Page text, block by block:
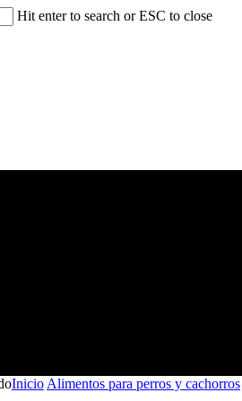
Hit enter to search or ESC to close
InicioAlimentos para perros y cachorros